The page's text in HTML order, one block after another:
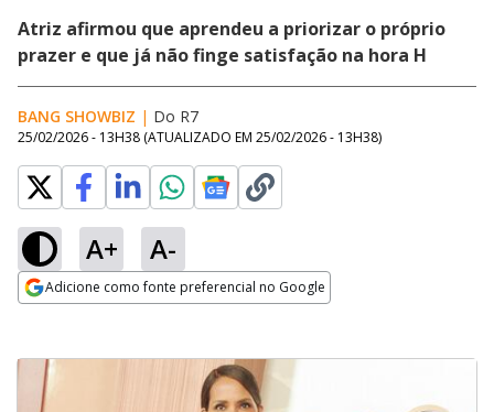
Atriz afirmou que aprendeu a priorizar o próprio
prazer e que já não finge satisfação na hora H​
BANG SHOWBIZ | Do R7
25/02/2026 - 13H38 (ATUALIZADO EM 25/02/2026 - 13H38)
A+ A-
Adicione como fonte preferencial no Google